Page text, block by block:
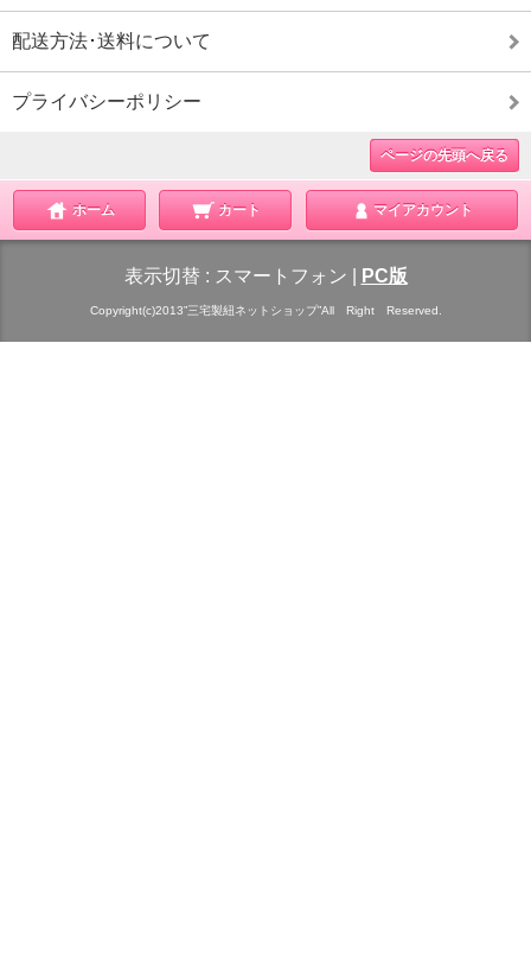
配送方法･送料について
プライバシーポリシー
ページの先頭へ戻る
ホーム カート マイアカウント
表示切替 : スマートフォン PC版
Copyright(c)2013”三宅製紐ネットショップ”All Right Reserved.